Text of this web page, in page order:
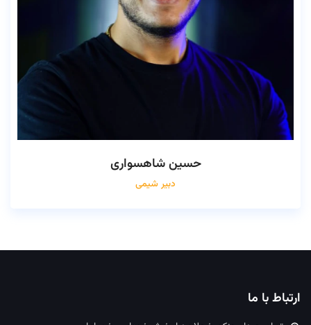
حسین شاهسواری
دبیر شیمی
ارتباط با ما